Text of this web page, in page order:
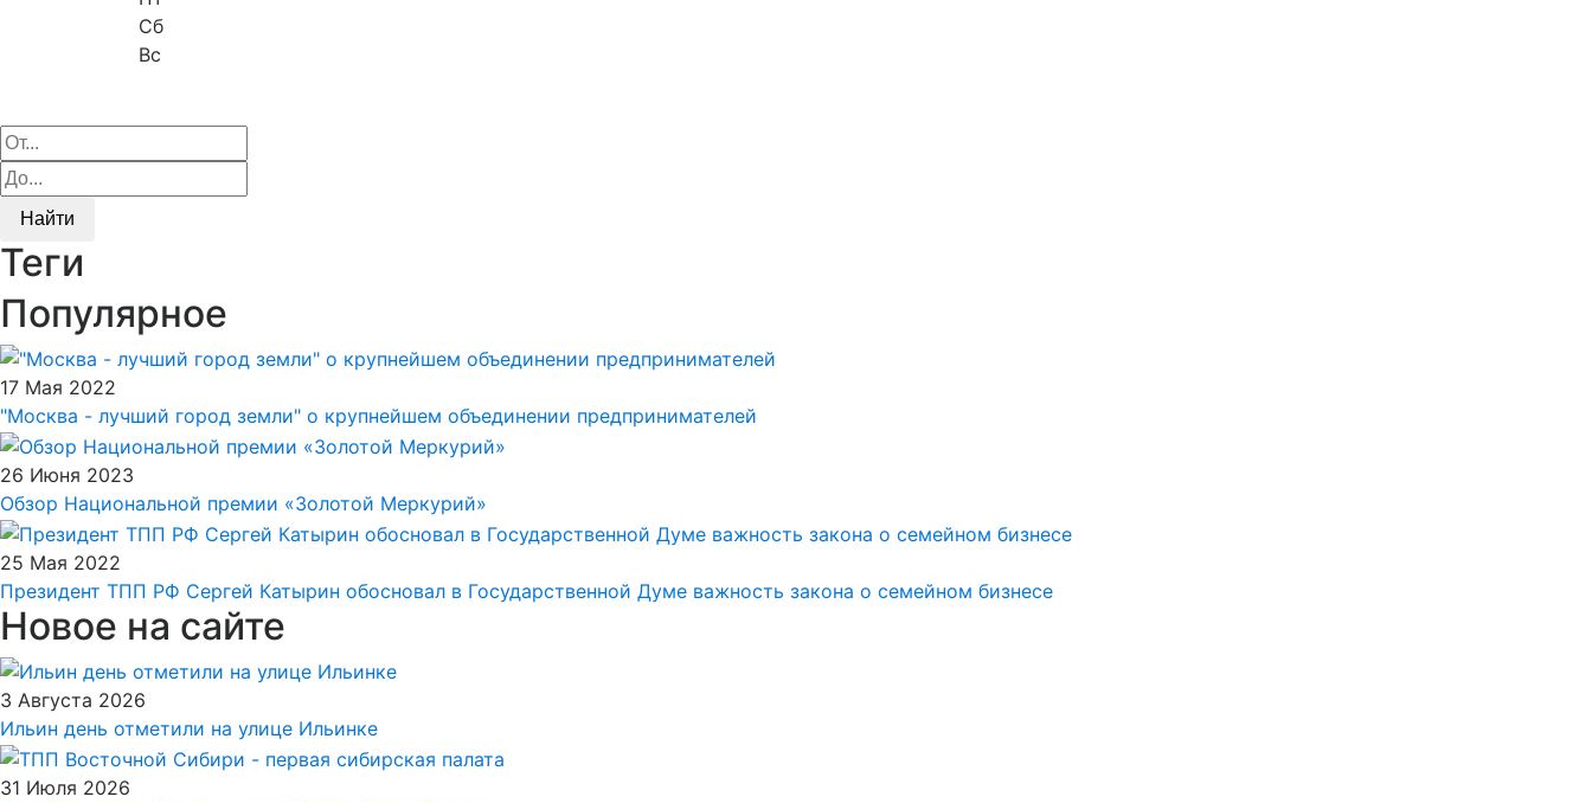
Сб
Вс
Найти
Теги
Популярное
17 Мая 2022
"Москва - лучший город земли" о крупнейшем объединении предпринимателей
26 Июня 2023
Обзор Национальной премии «Золотой Меркурий»
25 Мая 2022
Президент ТПП РФ Сергей Катырин обосновал в Государственной Думе важность закона о семейном бизнесе
Новое на сайте
3 Августа 2026
Ильин день отметили на улице Ильинке
31 Июля 2026